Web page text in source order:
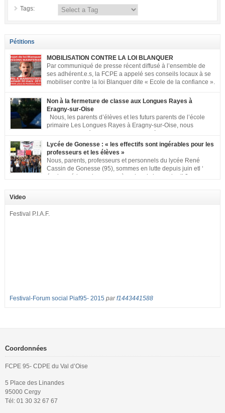
Tags:
Pétitions
MOBILISATION CONTRE LA LOI BLANQUER
Par communiqué de presse récent diffusé à l’ensemble de
ses adhérent.e.s, la FCPE a appelé ses conseils locaux à se
mobiliser contre la loi Blanquer dite « Ecole de la confiance ».
met à votre disposition ce kit de mobilisation comprenant : 1 affiche
appelant […]
Non à la fermeture de classe aux Longues Rayes à
Eragny-sur-Oise
Nous, les parents d’élèves et les futurs parents de l’école
primaire Les Longues Rayes à Eragny-sur-Oise, nous
classe aux Longues Rayes ». Non à la dégradation continue des conditions
d’accueil et d’apprentissage de nos enfants à l’école primaire. Chaque
enfant a droit à […]
Lycée de Gonesse : « les effectifs sont ingérables pour les
professeurs et les élèves »
Nous, parents, professeurs et personnels du lycée René
Cassin de Gonesse (95), sommes en lutte depuis juin etl ‘
équipe pédagogique en grève depuis le vendredi 2
nombreuses classes de première et […]
Video
Festival P.I.A.F.
Festival-Forum social Piaf95- 2015 parf1443441588
Coordonnées
FCPE 95- CDPE du Val d’Oise
5 Place des Linandes
95000 Cergy
Tél: 01 30 32 67 67